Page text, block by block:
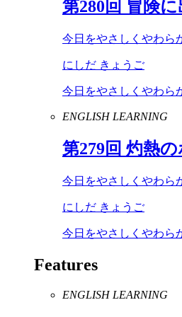
第280回 冒険
今日をやさしくやわら
にしだ きょうご
今日をやさしくやわ
ENGLISH LEARNING
第279回 灼熱
今日をやさしくやわら
にしだ きょうご
今日をやさしくやわ
Features
ENGLISH LEARNING